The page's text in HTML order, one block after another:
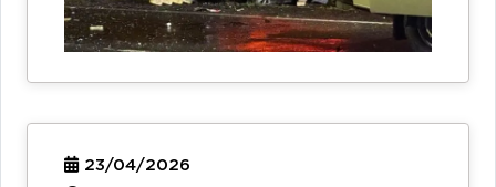
23/04/2026